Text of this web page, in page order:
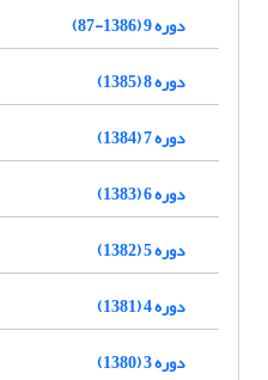
دوره 9 (1386-87)
دوره 8 (1385)
دوره 7 (1384)
دوره 6 (1383)
دوره 5 (1382)
دوره 4 (1381)
دوره 3 (1380)